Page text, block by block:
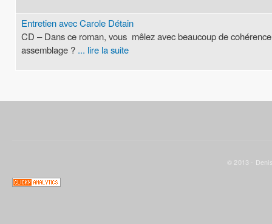
Entretien avec Carole Détain
CD – Dans ce roman, vous mêlez avec beaucoup de
assemblage ? ... lire la suite
© 2013 -